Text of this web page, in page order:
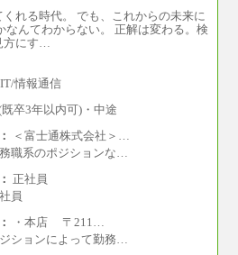
れる時代。 でも、これからの未来に
なんてわからない。 正解は変わる。検
にす…
情報通信
卒3年以内可)・中途
＜富士通株式会社＞…
職系のポジションな…
正社員
員
・本店 〒211…
ションによって勤務…